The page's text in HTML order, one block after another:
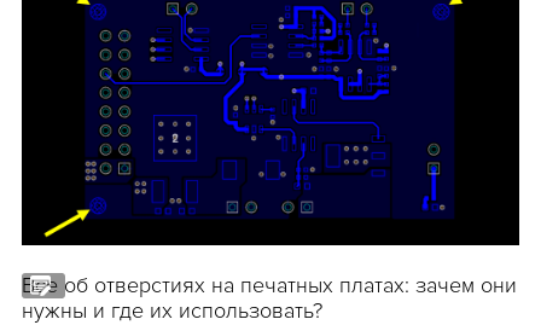
Все об отверстиях на печатных платах: зачем они
нужны и где их использовать?